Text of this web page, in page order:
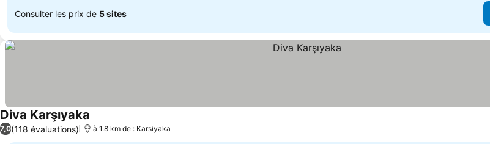
Consulter les prix de 5 sites
Diva Karşıyaka
7,0(118 évaluations) à 1.8 km de : Karsiyaka